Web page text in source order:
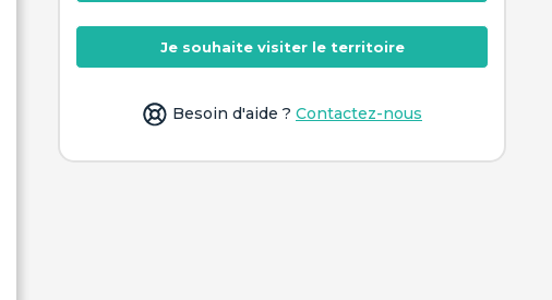
Je souhaite visiter le territoire
Besoin d'aide ? Contactez-nous